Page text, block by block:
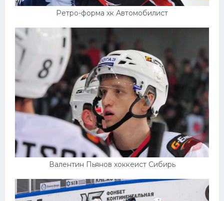
Ретро-форма хк Автомобилист
Валентин Пьянов хоккеист Сибирь